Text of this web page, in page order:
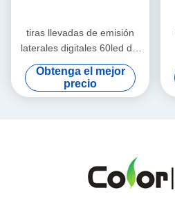
tiras llevadas de emisión
laterales digitales 60led del
rgb
Obtenga el mejor
precio